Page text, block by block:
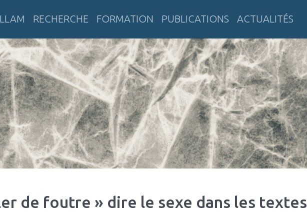
anciennes et modernes
RECHERCHE FORMATION PUBLICATIONS ACTUALITÉS
de foutre » dire le sexe dans les textes